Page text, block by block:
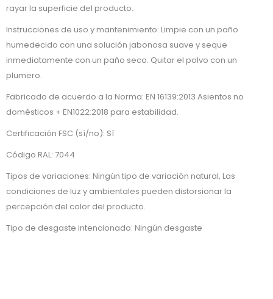
rayar la superficie del producto.
Instrucciones de uso y mantenimiento: Limpie con un paño
humedecido con una solución jabonosa suave y seque
inmediatamente con un paño seco. Quitar el polvo con un
plumero.
Fabricado de acuerdo a la Norma: EN 16139:2013 Asientos no
domésticos + EN1022:2018 para estabilidad.
Certificación FSC (sí/no): Sí
Código RAL: 7044
Tipos de variaciones: Ningún tipo de variación natural, Las
condiciones de luz y ambientales pueden distorsionar la
percepción del color del producto.
Tipo de desgaste intencionado: Ningún desgaste